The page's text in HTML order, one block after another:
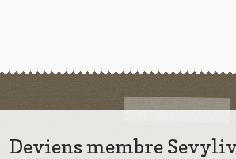
Deviens membre